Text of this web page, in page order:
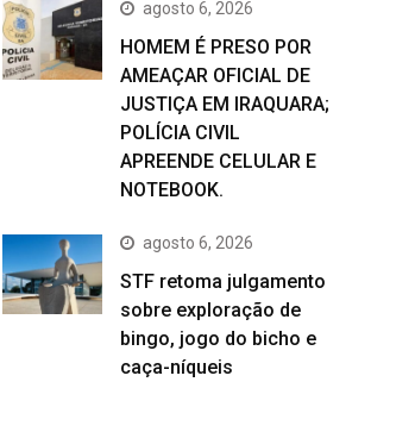
agosto 6, 2026
HOMEM É PRESO POR
AMEAÇAR OFICIAL DE
JUSTIÇA EM IRAQUARA;
POLÍCIA CIVIL
APREENDE CELULAR E
NOTEBOOK.
agosto 6, 2026
STF retoma julgamento
sobre exploração de
bingo, jogo do bicho e
caça-níqueis